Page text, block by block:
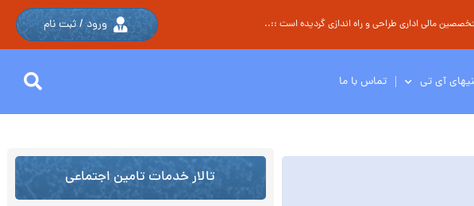
مالی اداری طراحی و راه اندازی گردیده است ::.. ورود / ثبت نام
آی تی تماس با ما
تالار خدمات تامین اجتماعی